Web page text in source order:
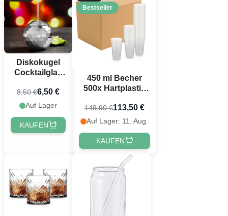
Diskokugel
Cocktailglas
8,50 €6,50 €
Auf Lager
KAUFEN
Bestseller
450 ml Becher
500x Hartplastik
wiederverwendbar
149,90 €113,50 €
Auf Lager: 11. Aug.
KAUFEN